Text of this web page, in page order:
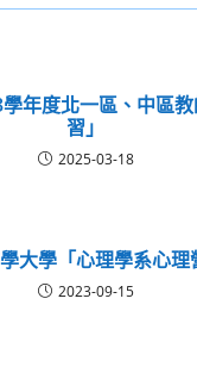
年度北一區、中區
習」
2025-03-18
大學「心理學系心理
2023-09-15